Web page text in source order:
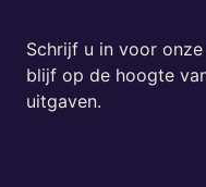
Schrijf u in voor
blijf op de hoogte
uitgaven.